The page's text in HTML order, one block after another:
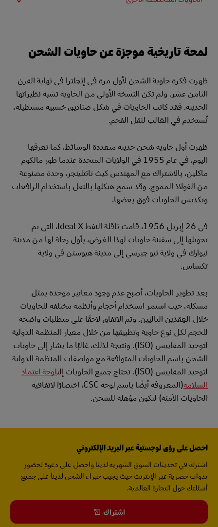
لمحة تاريخية موجزة عن حاويات الشحن
ظهرت فكرة حاوية الشحن لأول مرة في إنجلترا في نهاية القرن
الثامن عشر. ولم تكن النسخة الأولى من الحاوية تشبه نظيراتها
الحديثة. فقد كانت الحاويات في شكل صناديق خشبية مستطيلة،
تُستخدم في الغالب لنقل الفحم.
ظهرت أول حاوية شحن حديثة متعددة الوسائط، كما نعرفها
اليوم، في عام 1955 في الولايات المتحدة عندما طور مالكوم
ماكلين، بالاشتراك مع المهندس كيث تانتلينجر، وحدة مصنوعة
من الفولاذ المموج. وقد سمح هيكلها بالنقل باستخدام الرافعات
وتكديس الحاويات فوق بعضها.
في 26 إبريل 1956، قامت ناقلة النفط Ideal X، التي تم
تحويلها إلى سفينة حاويات لهذا الغرض، بأول رحلة لها من مدينة
نيوارك في ولاية نيو جيرسي إلى مدينة هيوستن في ولاية
تكساس.
بعد تطوير الحاويات، أصبح عدم وجود معايير موحدة يمثل
مشكلة، حيث استمر استخدام أحجام وأنظمة مختلفة للحاويات
خلال العِقدَين التاليَين. وتم الاتفاق لاحقًا على متطلبات واضحة
للحجم لكل نوع حاوية وتطبيقها من خلال معيار المنظمة الدولية
لتوحيد المقاييس (ISO). ونتيجة لذلك، غالبًا ما يشار إلى حاويات
الشحن باسم الحاويات المتوافقة مع مواصفات المنظمة الدولية
لتوحيد المقاييس (ISO). تحتاج جميع الحاويات إلى
لوحة اعتماد
السلامة
(المعروفة أيضًا باسم لوحة CSC، اختصارًا لاتفاقية
الحاويات الآمنة) لتكون مؤهلة للشحن.
احصل على رؤى لوجستية عبر البريد الإلكتروني
اشترك في تحديثات السوق الشهرية لدينا واحصل على دعوة لحضور
ندوات حصرية عبر الإنترنت حيث يجيب خبراء الشحن لدينا على جميع
أسئلتك حول التجارة العالمية.
اشتراك